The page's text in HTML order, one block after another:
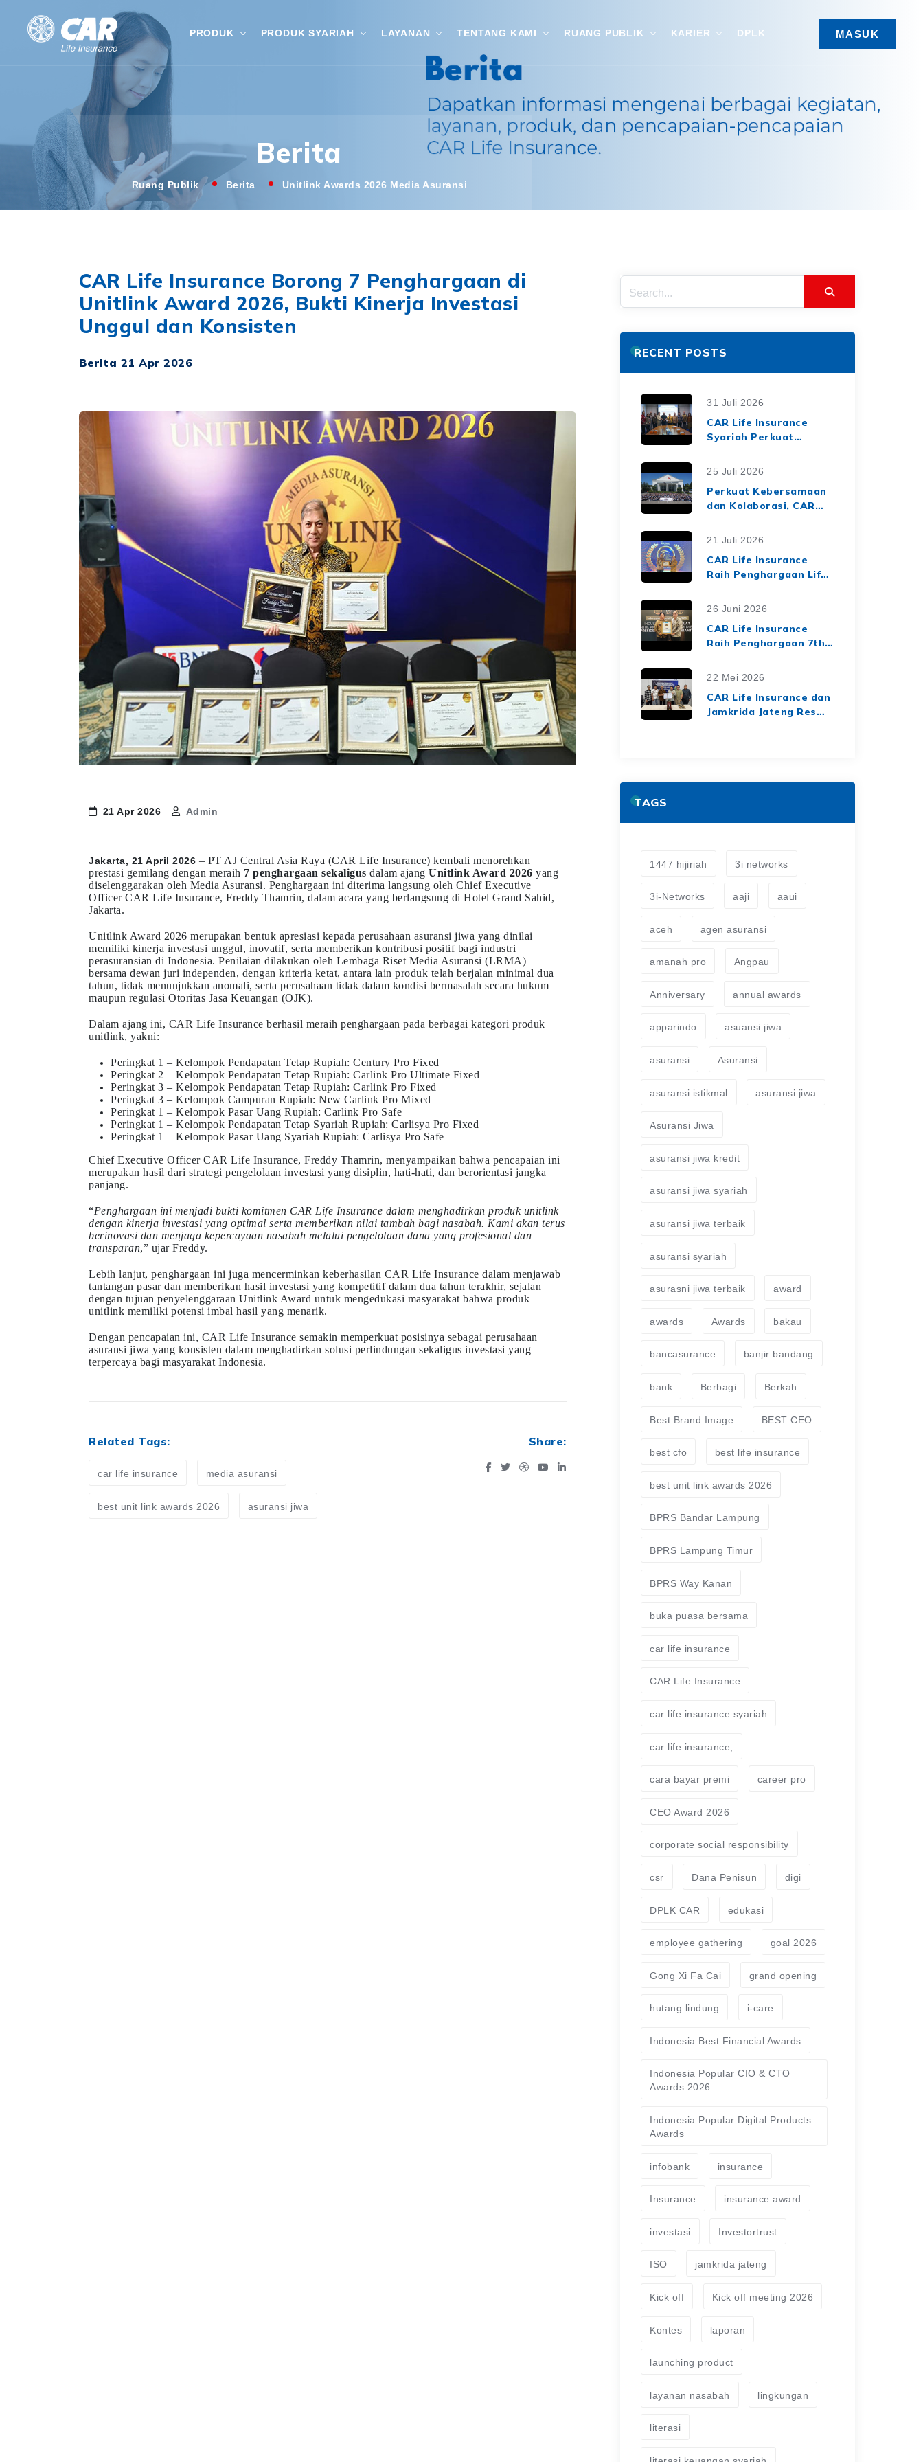
PRODUK PRODUK SYARIAH LAYANAN TENTANG KAMI RUANG PUBLIK KARIER DPLK MASUK
Berita
Ruang Publik Berita Unitlink Awards 2026 Media Asuransi
CAR Life Insurance Borong 7 Penghargaan di
Unitlink Award 2026, Bukti Kinerja Investasi
Unggul dan Konsisten
Berita 21 Apr 2026
21 Apr 2026 Admin
Jakarta, 21 April 2026 – PT AJ Central Asia Raya (CAR Life Insurance) kembali menorehkan
prestasi gemilang dengan meraih 7 penghargaan sekaligus dalam ajangUnitlink Award 2026 yang
diselenggarakan oleh Media Asuransi. Penghargaan ini diterima langsung oleh Chief Executive
Officer CAR Life Insurance, Freddy Thamrin, dalam acara yang berlangsung di Hotel Grand Sahid,
Jakarta.
Unitlink Award 2026 merupakan bentuk apresiasi kepada perusahaan asuransi jiwa yang dinilai
memiliki kinerja investasi unggul, inovatif, serta memberikan kontribusi positif bagi industri
perasuransian di Indonesia. Penilaian dilakukan oleh Lembaga Riset Media Asuransi (LRMA)
bersama dewan juri independen, dengan kriteria ketat, antara lain produk telah berjalan minimal dua
tahun, tidak menunjukkan anomali, serta perusahaan tidak dalam kondisi bermasalah secara hukum
maupun regulasi Otoritas Jasa Keuangan (OJK).
Dalam ajang ini, CAR Life Insurance berhasil meraih penghargaan pada berbagai kategori produk
unitlink, yakni:
Peringkat 1 – Kelompok Pendapatan Tetap Rupiah: Century Pro Fixed
Peringkat 2 – Kelompok Pendapatan Tetap Rupiah: Carlink Pro Ultimate Fixed
Peringkat 3 – Kelompok Pendapatan Tetap Rupiah: Carlink Pro Fixed
Peringkat 3 – Kelompok Campuran Rupiah: New Carlink Pro Mixed
Peringkat 1 – Kelompok Pasar Uang Rupiah: Carlink Pro Safe
Peringkat 1 – Kelompok Pendapatan Tetap Syariah Rupiah: Carlisya Pro Fixed
Peringkat 1 – Kelompok Pasar Uang Syariah Rupiah: Carlisya Pro Safe
Chief Executive Officer CAR Life Insurance, Freddy Thamrin, menyampaikan bahwa pencapaian ini
merupakan hasil dari strategi pengelolaan investasi yang disiplin, hati-hati, dan berorientasi jangka
panjang.
“Penghargaan ini menjadi bukti komitmen CAR Life Insurance dalam menghadirkan produk unitlink
dengan kinerja investasi yang optimal serta memberikan nilai tambah bagi nasabah. Kami akan terus
berinovasi dan menjaga kepercayaan nasabah melalui pengelolaan dana yang profesional dan
transparan,” ujar Freddy.
Lebih lanjut, penghargaan ini juga mencerminkan keberhasilan CAR Life Insurance dalam menjawab
tantangan pasar dan memberikan hasil investasi yang kompetitif dalam dua tahun terakhir, sejalan
dengan tujuan penyelenggaraan Unitlink Award untuk mengedukasi masyarakat bahwa produk
unitlink memiliki potensi imbal hasil yang menarik.
Dengan pencapaian ini, CAR Life Insurance semakin memperkuat posisinya sebagai perusahaan
asuransi jiwa yang konsisten dalam menghadirkan solusi perlindungan sekaligus investasi yang
terpercaya bagi masyarakat Indonesia.
Related Tags:
car life insurance media asuransi
best unit link awards 2026 asuransi jiwa
Share:
RECENT POSTS
31 Juli 2026
CAR Life Insurance
Syariah Perkuat
Syariah melalui Kerja
Syariah dengan Tiga
BPRS di Lampung
25 Juli 2026
Perkuat Kebersamaan
dan Kolaborasi, CAR
Employee Gathering
"Harmoni Nusantara,
Sinergi Berkelanjutan"
21 Juli 2026
CAR Life Insurance
Raih Penghargaan Life
Market Leaders 2026
26 Juni 2026
CAR Life Insurance
Raih Penghargaan 7th
Companies Awards
Keuangan yang Solid
dan Berkelanjutan
22 Mei 2026
CAR Life Insurance dan
Jamkrida Jateng Resmi
TAGS
1447 hijiriah 3i networks
3i-Networks aaji aaui
aceh agen asuransi
amanah pro Angpau
Anniversary annual awards
apparindo asuansi jiwa
asuransi Asuransi
asuransi istikmal asuransi jiwa
Asuransi Jiwa
asuransi jiwa kredit
asuransi jiwa syariah
asuransi jiwa terbaik
asuransi syariah
asurasni jiwa terbaik award
awards Awards bakau
bancasurance banjir bandang
bank Berbagi Berkah
Best Brand Image BEST CEO
best cfo best life insurance
best unit link awards 2026
BPRS Bandar Lampung
BPRS Lampung Timur
BPRS Way Kanan
buka puasa bersama
car life insurance
CAR Life Insurance
car life insurance syariah
car life insurance,
cara bayar premi career pro
CEO Award 2026
corporate social responsibility
csr Dana Penisun digi
DPLK CAR edukasi
employee gathering goal 2026
Gong Xi Fa Cai grand opening
hutang lindung i-care
Indonesia Best Financial Awards
Indonesia Popular CIO & CTO
Awards 2026
Indonesia Popular Digital Products
Awards
infobank insurance
Insurance insurance award
investasi Investortrust
ISO jamkrida jateng
Kick off Kick off meeting 2026
Kontes laporan
launching product
layanan nasabah lingkungan
literasi
literasi keuangan syariah